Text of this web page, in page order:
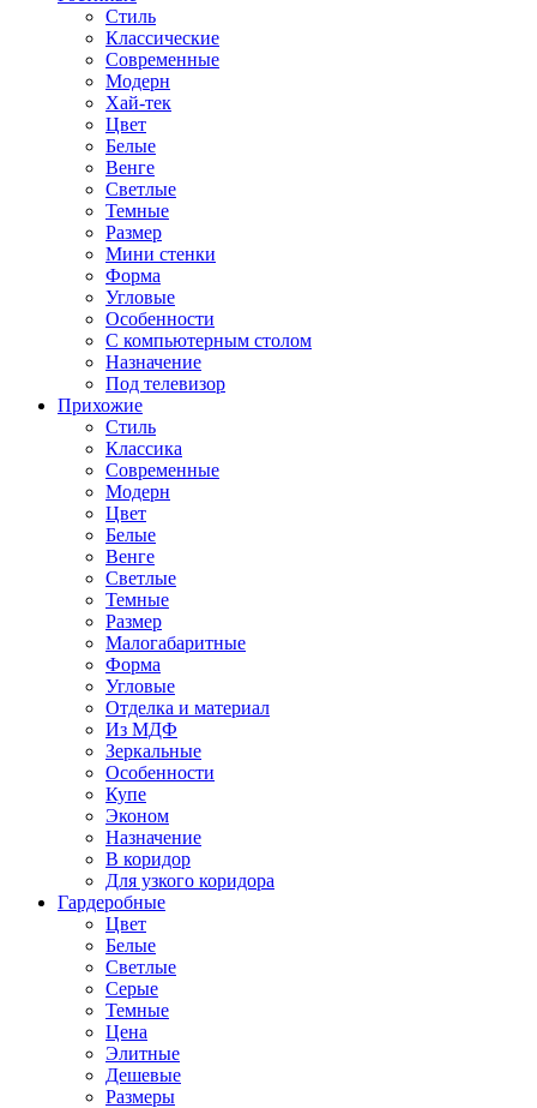
Стиль
Классические
Современные
Модерн
Хай-тек
Цвет
Белые
Венге
Светлые
Темные
Размер
Мини стенки
Форма
Угловые
Особенности
С компьютерным столом
Назначение
Под телевизор
Прихожие
Стиль
Классика
Современные
Модерн
Цвет
Белые
Венге
Светлые
Темные
Размер
Малогабаритные
Форма
Угловые
Отделка и материал
Из МДФ
Зеркальные
Особенности
Купе
Эконом
Назначение
В коридор
Для узкого коридора
Гардеробные
Цвет
Белые
Светлые
Серые
Темные
Цена
Элитные
Дешевые
Размеры